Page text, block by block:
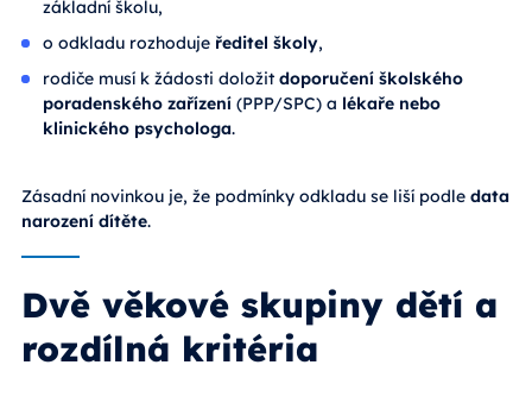
základní školu,
o odkladu rozhoduje ředitel školy,
rodiče musí k žádosti doložit doporučení školského
poradenského zařízení (PPP/SPC) a lékaře nebo
klinického psychologa.
Zásadní novinkou je, že podmínky odkladu se liší podle data
narození dítěte.
Dvě věkové skupiny dětí a
rozdílná kritéria